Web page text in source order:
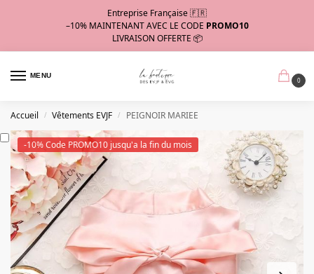
Entreprise Française 🇫🇷
–10% MAINTENANT AVEC LE CODE PROMO10
LIVRAISON OFFERTE 📦
MENU
0
Accueil / Vêtements EVJF / PEIGNOIR MARIEE
-10% Code PROMO10 jusqu'a la fin du mois